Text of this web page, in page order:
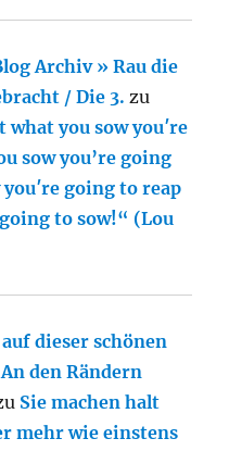
Archiv » Rau die
/ Die 3. zu
what you sow you′re
sow you’re going
going to reap
to sow!“ (Lou
dieser schönen
den Rändern
Sie machen halt
mehr wie einstens